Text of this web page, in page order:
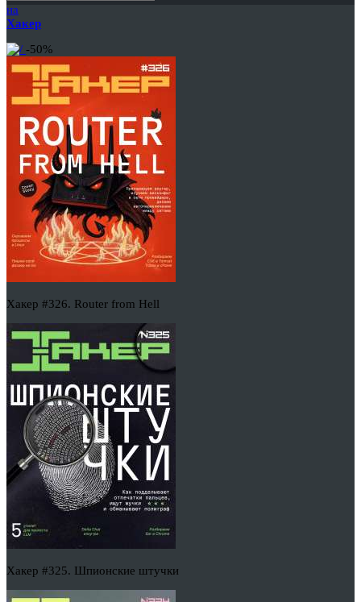
на
Хакер
-50%
Хакер #326. Router from Hell
Хакер #325. Шпионские штучки